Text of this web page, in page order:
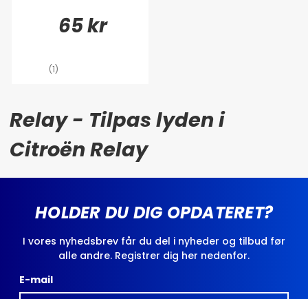
65 kr
(1)
Relay - Tilpas lyden i
Citroën Relay
HOLDER DU DIG OPDATERET?
I vores nyhedsbrev får du del i nyheder og tilbud før
alle andre. Registrer dig her nedenfor.
E-mail